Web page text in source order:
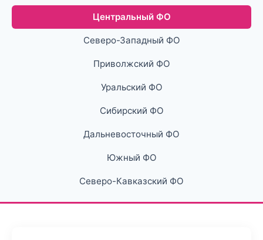
Центральный ФО
Северо-Западный ФО
Приволжский ФО
Уральский ФО
Сибирский ФО
Дальневосточный ФО
Южный ФО
Северо-Кавказский ФО